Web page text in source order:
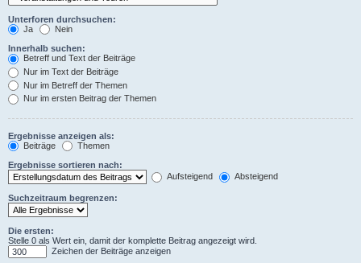
Unterforen durchsuchen:
Ja
Nein
Innerhalb suchen:
Betreff und Text der Beiträge
Nur im Text der Beiträge
Nur im Betreff der Themen
Nur im ersten Beitrag der Themen
Ergebnisse anzeigen als:
Beiträge
Themen
Ergebnisse sortieren nach:
Aufsteigend
Absteigend
Suchzeitraum begrenzen:
Die ersten:
Stelle 0 als Wert ein, damit der komplette Beitrag angezeigt wird.
Zeichen der Beiträge anzeigen